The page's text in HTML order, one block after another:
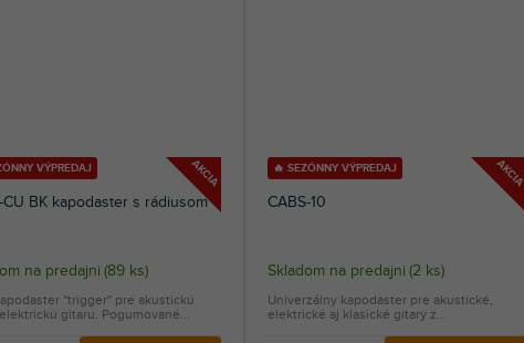
AKCIA
VÝPREDAJ
CU BK kapodaster s rádiusom
na predajni (89 ks)
"trigger" pre akustickú
gitaru. Pogumované...
AKCIA
🔥 SEZÓNNY VÝPREDAJ
CABS-10
Skladom na predajni (2 ks)
Univerzálny kapodaster pre akustické,
elektrické aj klasické gitary z...